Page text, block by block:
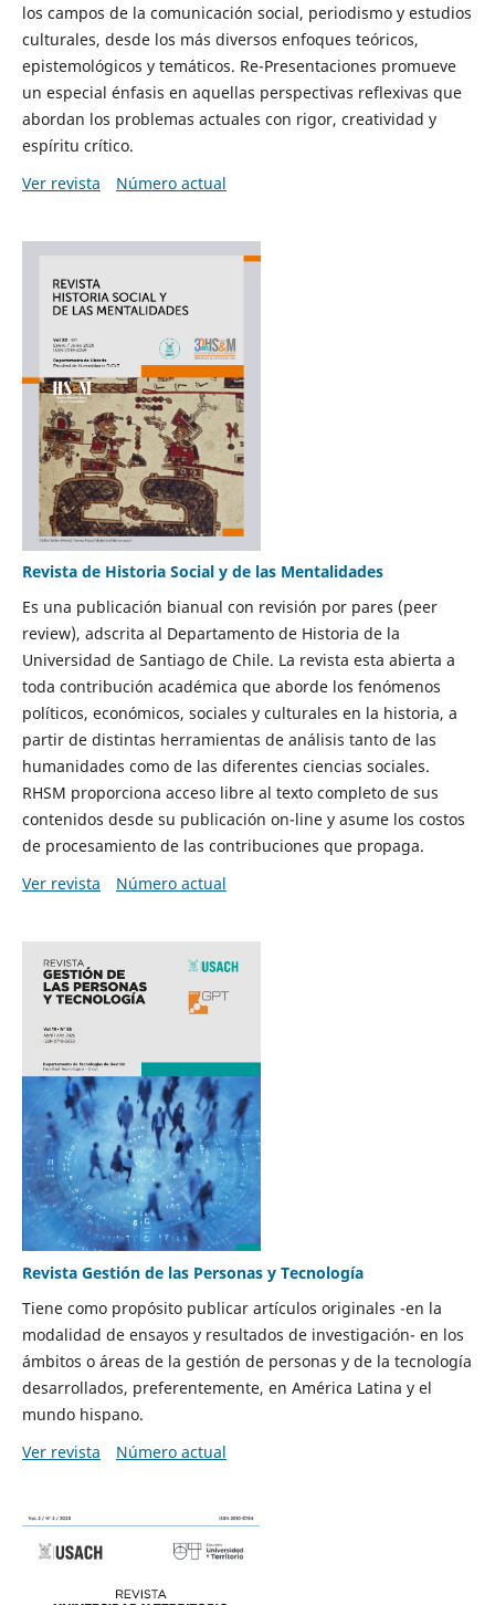
los campos de la comunicación social, periodismo y estudios
culturales, desde los más diversos enfoques teóricos,
epistemológicos y temáticos. Re-Presentaciones promueve
un especial énfasis en aquellas perspectivas reflexivas que
abordan los problemas actuales con rigor, creatividad y
espíritu crítico.
Ver revista
Número actual
Revista de Historia Social y de las Mentalidades
Es una publicación bianual con revisión por pares (peer
review), adscrita al Departamento de Historia de la
Universidad de Santiago de Chile. La revista esta abierta a
toda contribución académica que aborde los fenómenos
políticos, económicos, sociales y culturales en la historia, a
partir de distintas herramientas de análisis tanto de las
humanidades como de las diferentes ciencias sociales.
RHSM proporciona acceso libre al texto completo de sus
contenidos desde su publicación on-line y asume los costos
de procesamiento de las contribuciones que propaga.
Ver revista
Número actual
Revista Gestión de las Personas y Tecnología
Tiene como propósito publicar artículos originales -en la
modalidad de ensayos y resultados de investigación- en los
ámbitos o áreas de la gestión de personas y de la tecnología
desarrollados, preferentemente, en América Latina y el
mundo hispano.
Ver revista
Número actual